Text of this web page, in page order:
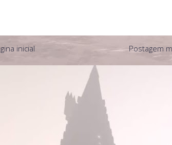
Postagem
inicial